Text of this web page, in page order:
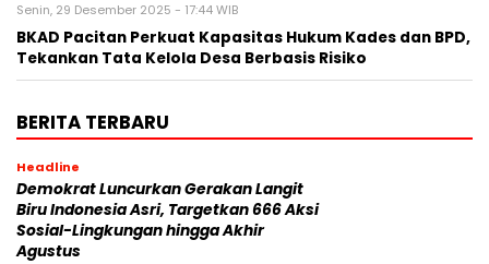
Senin, 29 Desember 2025 - 17:44 WIB
BKAD Pacitan Perkuat Kapasitas Hukum Kades dan BPD,
Tekankan Tata Kelola Desa Berbasis Risiko
BERITA TERBARU
Headline
Demokrat Luncurkan Gerakan Langit
Biru Indonesia Asri, Targetkan 666 Aksi
Sosial-Lingkungan hingga Akhir
Agustus